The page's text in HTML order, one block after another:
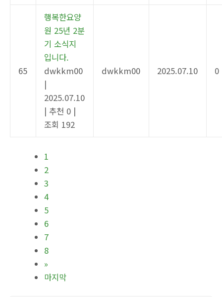
65
행복한요양
원 25년 2분
기 소식지
입니다.
dwkkm00
|
2025.07.10
| 추천 0 |
조회 192
dwkkm00 2025.07.10 0
1
2
3
4
5
6
7
8
»
마지막